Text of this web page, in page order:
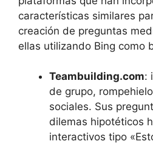
características similares
creación de preguntas
ellas utilizando Bing como
Teambuilding.com:
de grupo,
sociales. Sus
dilemas hipotéticos
interactivos tipo